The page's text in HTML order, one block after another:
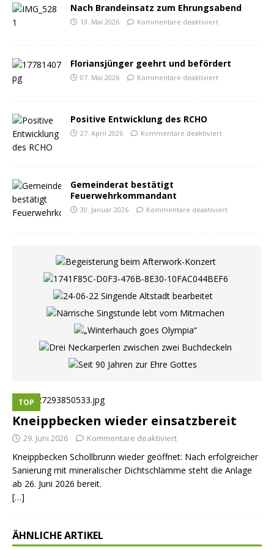
Nach Brandeinsatz zum Ehrungsabend
13. Mai 2026 Kommentare deaktiviert
Floriansjünger geehrt und befördert
07. Mai 2026 Kommentare deaktiviert
Positive Entwicklung des RCHO
27. April 2026 Kommentare deaktiviert
Gemeinderat bestätigt
Feuerwehrkommandant
30. Januar 2026 Kommentare deaktiviert
TOP
Kneippbecken wieder einsatzbereit
29. Juni 2026 Kommentare deaktiviert
Kneippbecken Schollbrunn wieder geöffnet: Nach erfolgreicher
Sanierung mit mineralischer Dichtschlämme steht die Anlage
ab 26. Juni 2026 bereit.
[…]
ÄHNLICHE ARTIKEL